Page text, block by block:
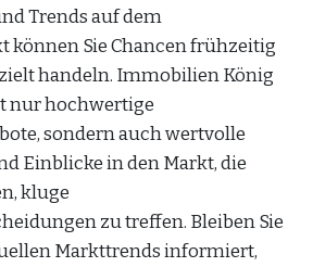
Trends auf dem
Sie Chancen frühzeitig
handeln. Immobilien König
nur hochwertige
sondern auch wertvolle
Einblicke in den Markt, die
kluge
zu treffen. Bleiben Sie
Markttrends informiert,